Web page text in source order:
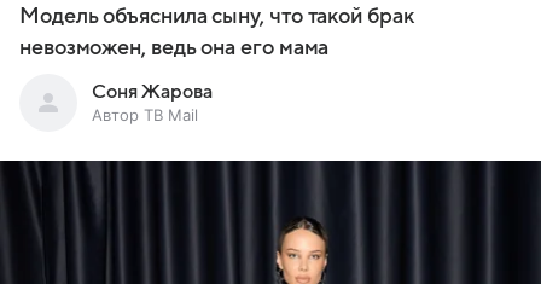
Модель объяснила сыну, что такой брак
невозможен, ведь она его мама
Соня Жарова
Автор ТВ Mail